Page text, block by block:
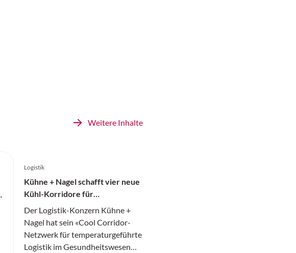
Weitere Inhalte
Logistik
Kühne + Nagel schafft vier neue
Kühl-Korridore für
Medikamente
Der Logistik-Konzern Kühne +
Nagel hat sein «Cool Corridor-
Netzwerk für temperaturgeführte
Logistik im Gesundheitswesen